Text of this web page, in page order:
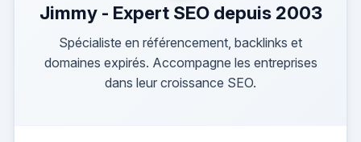
Jimmy - Expert SEO depuis 2003
Spécialiste en référencement, backlinks et
domaines expirés. Accompagne les entreprises
dans leur croissance SEO.